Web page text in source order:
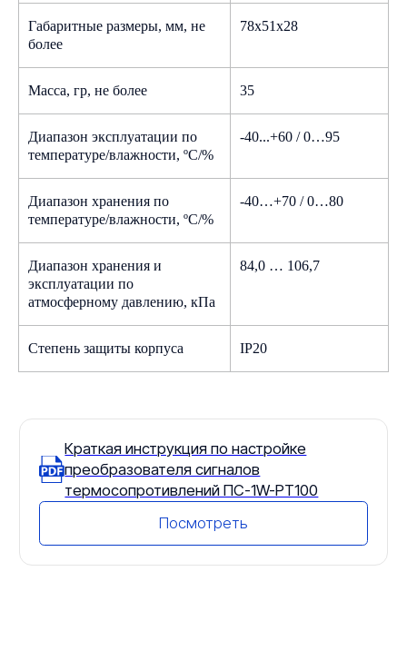
Габаритные размеры, мм, не
более
78х51х28
Масса, гр, не более 35
Диапазон эксплуатации по
температуре/влажности, ºС/%
-40...+60 / 0…95
Диапазон хранения по
температуре/влажности, ºС/%
-40…+70 / 0…80
Диапазон хранения и
эксплуатации по
атмосферному давлению, кПа
84,0 … 106,7
Степень защиты корпуса IP20
Изучите наши комплексные решения
и узнайте больше о компани
Начните с бесплатной
консультации
Заполните форму, наш менеджер
свяжется с вами, проконсультирует
и ответит на все вопросы
+7